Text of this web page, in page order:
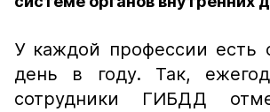
У каждой профессии есть
день в году. Так,
сотрудники ГИБДД